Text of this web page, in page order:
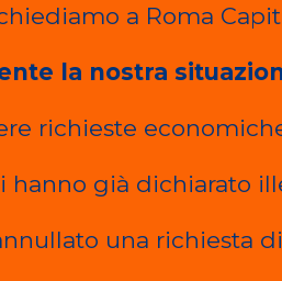
a Roma
la nostra
richieste
hanno già dichiarato
una richiesta